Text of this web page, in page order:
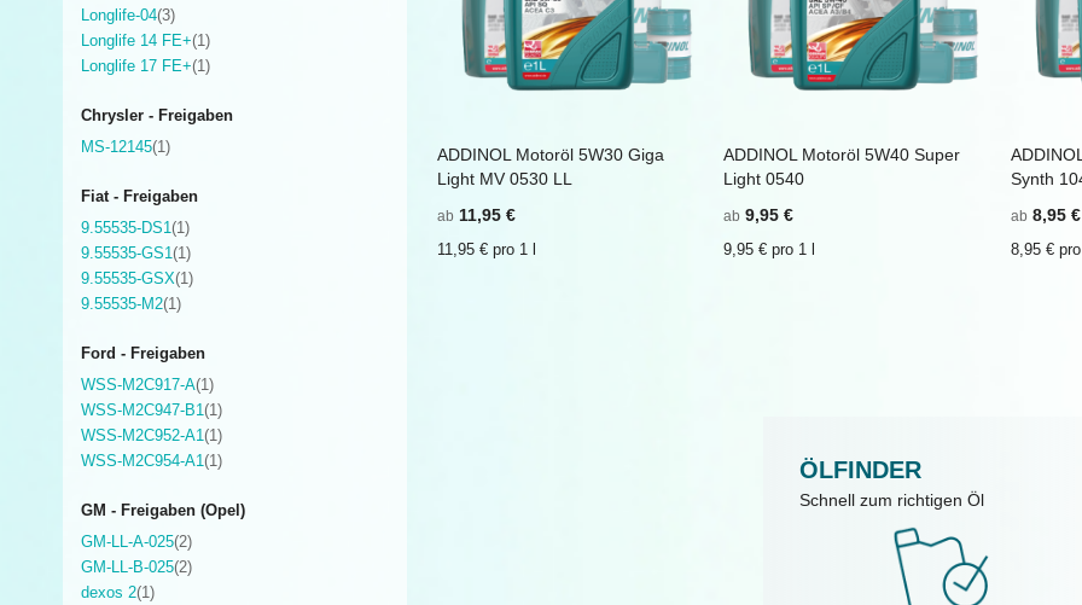
In den Einkaufswagen
WUNSCHZETTEL
HINZUFÜGEN
VERGLEICHSLISTE
ADDINOL Motoröl 5W30 Giga
Light MV 0530 LL
ab 11,95 €
11,95 € pro 1 l
In den Einkaufswagen
HINZUFÜGEN
ADDINOL Motoröl 5W40 Super
Light 0540
ab 9,95 €
9,95 € pro 1 l
In
Synth
ab 8,95 €
8,95 €
ÖLFINDER
Schnell zum richtigen Öl
Longlife-04 3Artikel
Longlife 14 FE+ 1 Artikel
Longlife 17 FE+ 1 Artikel
Chrysler - Freigaben
MS-12145 1 Artikel
Fiat - Freigaben
9.55535-DS1 1 Artikel
9.55535-GS1 1 Artikel
9.55535-GSX 1 Artikel
9.55535-M2 1 Artikel
Ford - Freigaben
WSS-M2C917-A 1 Artikel
WSS-M2C947-B1 1 Artikel
WSS-M2C952-A1 1 Artikel
WSS-M2C954-A1 1 Artikel
GM - Freigaben (Opel)
GM-LL-A-025 2Artikel
GM-LL-B-025 2Artikel
dexos 2 1 Artikel